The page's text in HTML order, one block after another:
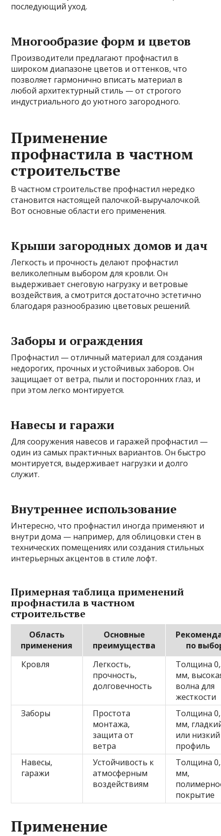
последующий уход.
Многообразие форм и цветов
Производители предлагают профнастил в
широком диапазоне цветов и оттенков, что
позволяет гармонично вписать материал в
любой архитектурный стиль — от строгого
индустриального до уютного загородного.
Применение
профнастила в частном
строительстве
В частном строительстве профнастил нередко
становится настоящей палочкой-выручалочкой.
Вот основные области его применения.
Крыши загородных домов и дач
Легкость и прочность делают профнастил
великолепным выбором для кровли. Он
выдерживает снеговую нагрузку и ветровые
воздействия, а смотрится достаточно эстетично
благодаря разнообразию цветовых решений.
Заборы и ограждения
Профнастил — отличный материал для создания
недорогих, прочных и устойчивых заборов. Он
защищает от ветра, пыли и посторонних глаз, и
при этом легко монтируется.
Навесы и гаражи
Для сооружения навесов и гаражей профнастил —
один из самых практичных вариантов. Он быстро
монтируется, выдерживает нагрузки и долго
служит.
Внутреннее использование
Интересно, что профнастил иногда применяют и
внутри дома — например, для облицовки стен в
технических помещениях или создания стильных
интерьерных акцентов в стиле лофт.
Примерная таблица применений
профнастила в частном
строительстве
Область
применения
Основные
преимущества
по
Кровля
Легкость,
прочность,
долговечность
Толщина
мм,
волна для
жесткости
Заборы
Простота
монтажа,
защита от
ветра
Толщина
мм,
или низкий
профиль
Навесы,
гаражи
Устойчивость к
атмосферным
воздействиям
Толщина
мм,
покрытие
Применение